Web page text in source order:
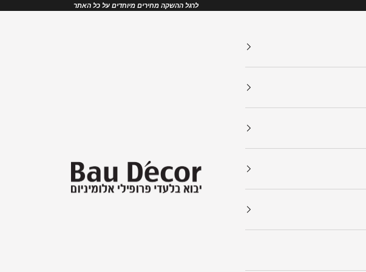
לרגל ההשקה מחירים מיוחדים על כל האתר
Bau Decor